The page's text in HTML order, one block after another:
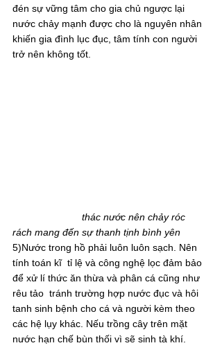
đén sự vững tâm cho gia chủ ngược lại
nước chảy mạnh được cho là nguyên nhân
khiến gia đình lục đục, tâm tính con người
trở nên không tốt.
rách mang đến sự thanh tịnh bình yên
5)Nước trong hồ phải luôn luôn sạch. Nên
tính toán kĩ  tỉ lệ và công nghệ lọc đảm bảo
để xử lí thức ăn thừa và phân cá cũng như
rêu tảo  tránh trường hợp nước đục và hôi
tanh sinh bệnh cho cá và người kèm theo
các hệ lụy khác. Nếu trồng cây trên mặt
nước hạn chế bùn thối vì sẽ sinh tà khí.